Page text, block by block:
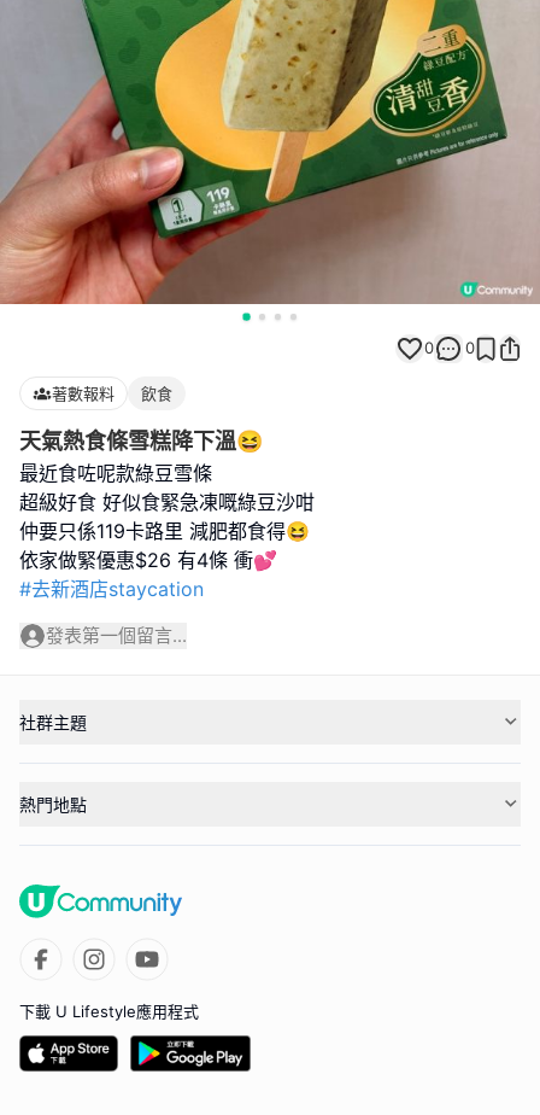
0 0
著數報料 飲食
天氣熱食條雪糕降下溫😆
最近食咗呢款綠豆雪條
超級好食 好似食緊急凍嘅綠豆沙咁
仲要只係119卡路里 減肥都食得😆
#去新酒店staycation
發表第一個留言...
社群主題
熱門地點
下載 U Lifestyle應用程式